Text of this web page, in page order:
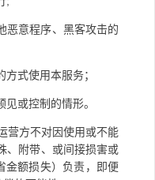
恶意程序、黑客攻击的
式使用本服务；
或控制的情形。
营方不对因使用或不能
、附带、或间接损害或
金额损失）负责，即便